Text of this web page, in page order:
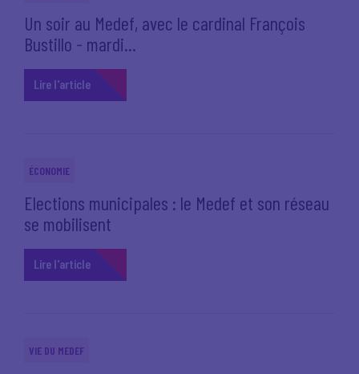
Un soir au Medef, avec le cardinal François
Bustillo - mardi...
Lire l'article
ÉCONOMIE
Elections municipales : le Medef et son réseau
se mobilisent
Lire l'article
VIE DU MEDEF